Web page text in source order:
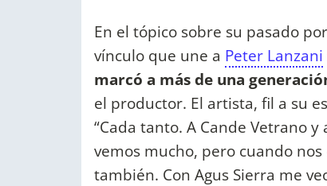
En el tópico sobre su pasado
vínculo que une a Peter Lanzani
marcó a más de una
el productor. El artista, fil a su
“Cada tanto. A Cande Vetrano
vemos mucho, pero cuando
también. Con Agus Sierra me